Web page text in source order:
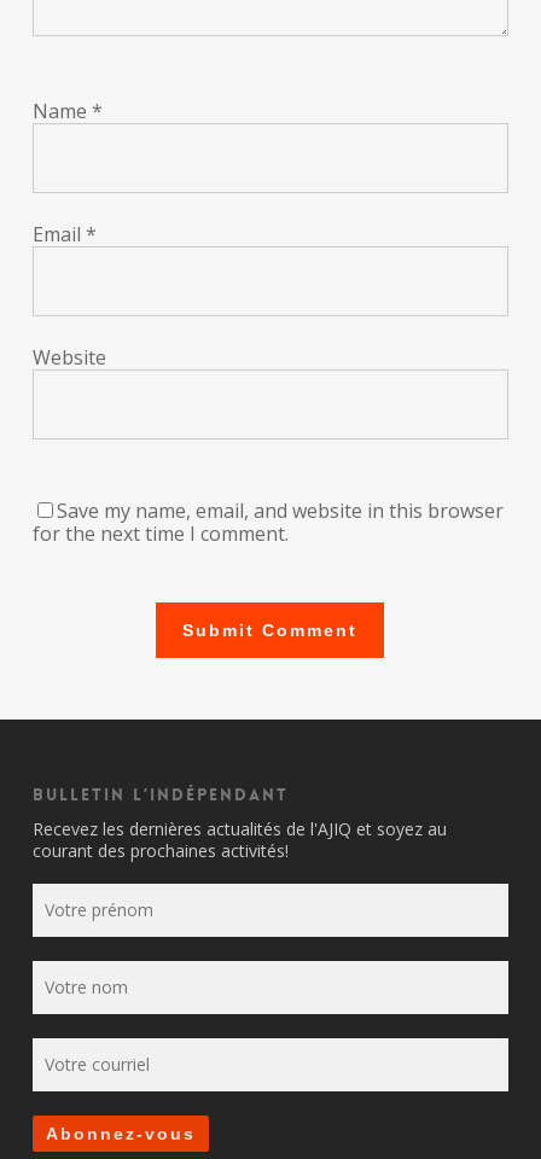
Name *
Email *
Website
Save my name, email, and website in this browser
for the next time I comment.
Bulletin l’indépendant
Recevez les dernières actualités de l'AJIQ et soyez au
courant des prochaines activités!